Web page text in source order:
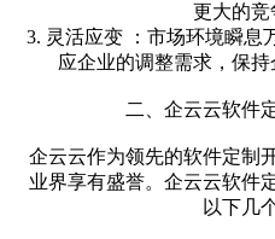
更大的竞
3. 灵活应变 ：市场环境瞬息
应企业的调整需求，保持
二、企云云软件
企云云作为领先的软件定制
业界享有盛誉。企云云软件
以下几